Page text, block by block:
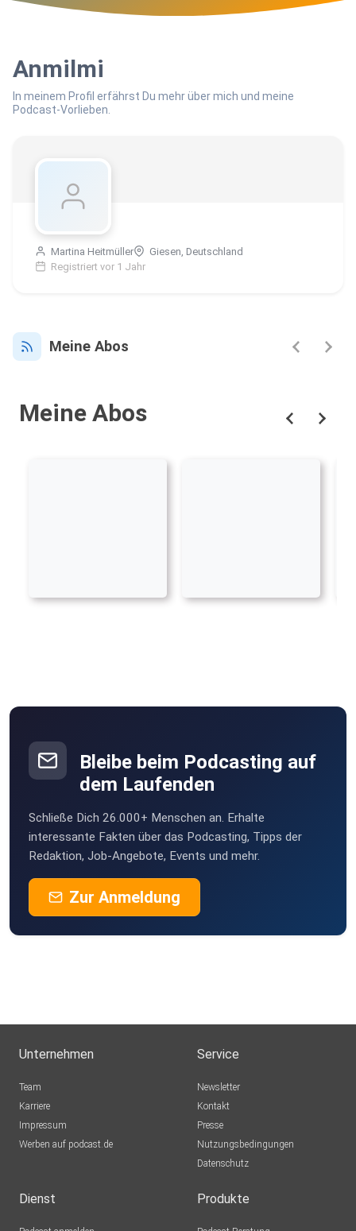
Anmilmi
In meinem Profil erfährst Du mehr über mich und meine
Podcast-Vorlieben.
Martina Heitmüller
Giesen, Deutschland
Registriert vor 1 Jahr
Meine Abos
Meine Abos
Bleibe beim Podcasting auf
dem Laufenden
Schließe Dich 26.000+ Menschen an. Erhalte
interessante Fakten über das Podcasting, Tipps der
Redaktion, Job-Angebote, Events und mehr.
Zur Anmeldung
Unternehmen
Team
Karriere
Impressum
Werben auf podcast.de
Service
Newsletter
Kontakt
Presse
Nutzungsbedingungen
Datenschutz
Dienst Produkte